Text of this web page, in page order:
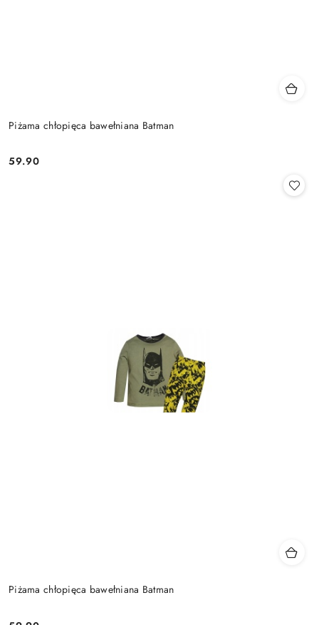
Piżama chłopięca bawełniana Batman
Cena:
59.90
Piżama chłopięca bawełniana Batman